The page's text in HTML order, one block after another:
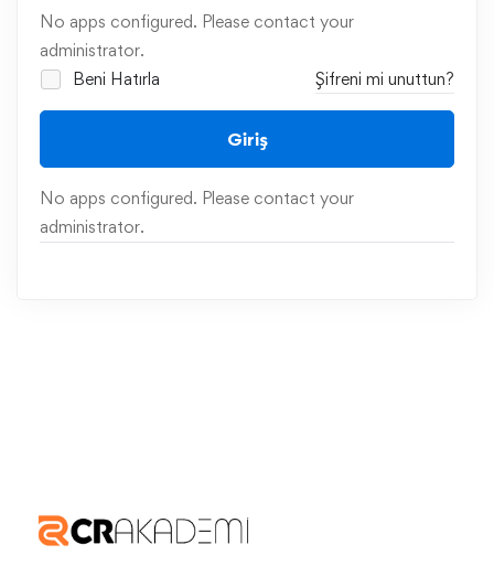
No apps configured. Please contact your
administrator.
Beni Hatırla
Şifreni mi unuttun?
Giriş
No apps configured. Please contact your
administrator.